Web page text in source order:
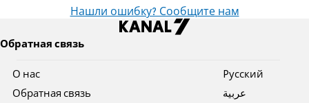
Нашли ошибку? Сообщите нам
Обратная связь
О нас
Обратная связь
Pусский
عربية